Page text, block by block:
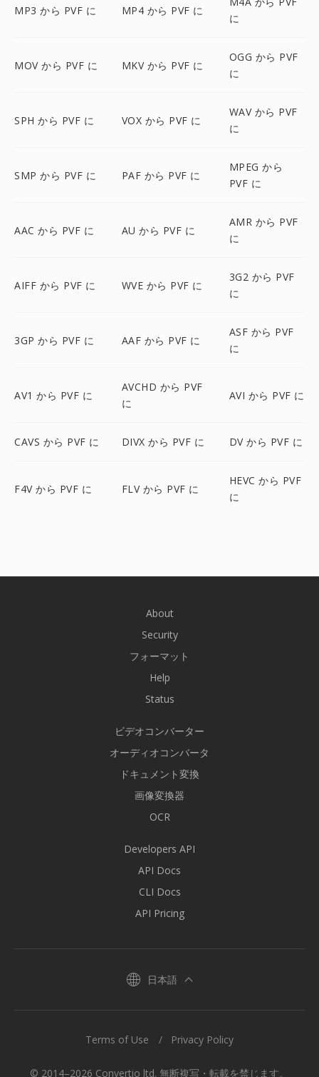
MP3 から PVF に MP4 から PVF に
に
MOV から PVF に MKV から PVF に
OGG から PVF
に
SPH から PVF に VOX から PVF に
WAV から PVF
に
SMP から PVF に PAF から PVF に
MPEG から
PVF に
AAC から PVF に AU から PVF に
AMR から PVF
に
AIFF から PVF に WVE から PVF に
3G2 から PVF
に
3GP から PVF に AAF から PVF に
ASF から PVF
に
AV1 から PVF に
AVCHD から PVF
に
AVI から PVF に
CAVS から PVF に DIVX から PVF に DV から PVF に
F4V から PVF に FLV から PVF に
HEVC から PVF
に
About
Security
フォーマット
Help
Status
ビデオコンバーター
オーディオコンバータ
ドキュメント変換
画像変換器
OCR
Developers API
API Docs
CLI Docs
API Pricing
日本語
© 2014–2026 Convertio ltd. 無断複写・転載を禁じます。
Terms of Use Privacy Policy